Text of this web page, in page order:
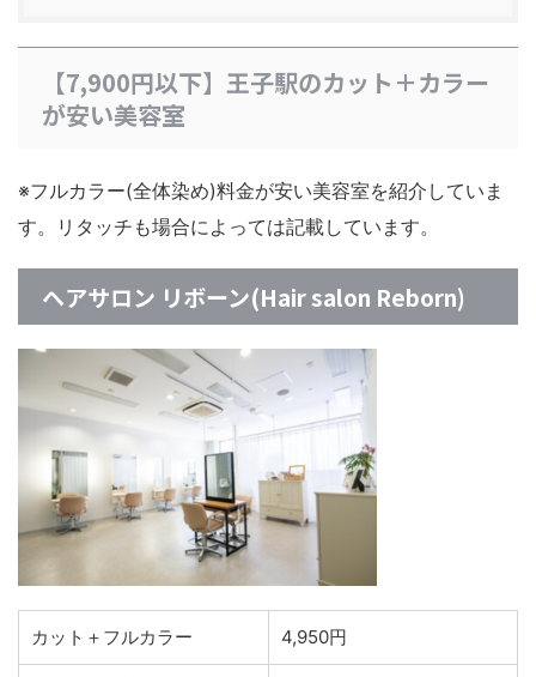
【7,900円以下】王子駅のカット＋カラー
が安い美容室
※フルカラー(全体染め)料金が安い美容室を紹介していま
す。リタッチも場合によっては記載しています。
ヘアサロン リボーン(Hair salon Reborn)
カット＋フルカラー 4,950円